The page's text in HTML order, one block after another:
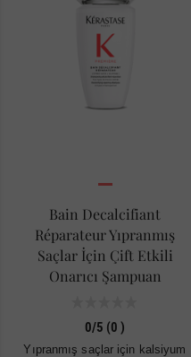
Bain Decalcifiant
Réparateur Yıpranmış
Saçlar İçin Çift Etkili
Onarıcı Şampuan
0/5 (0 )
Yıpranmış saçlar için kalsiyum